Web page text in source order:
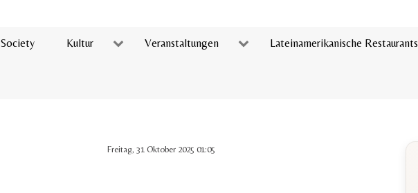
Society Kultur Veranstaltungen Lateinamerikanische Restaurants
Freitag, 31 Oktober 2025 01:05